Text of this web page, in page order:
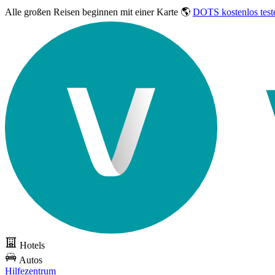
Alle großen Reisen beginnen mit einer Karte 🌎 DOTS kostenlos
Hotels
Autos
Hilfezentrum